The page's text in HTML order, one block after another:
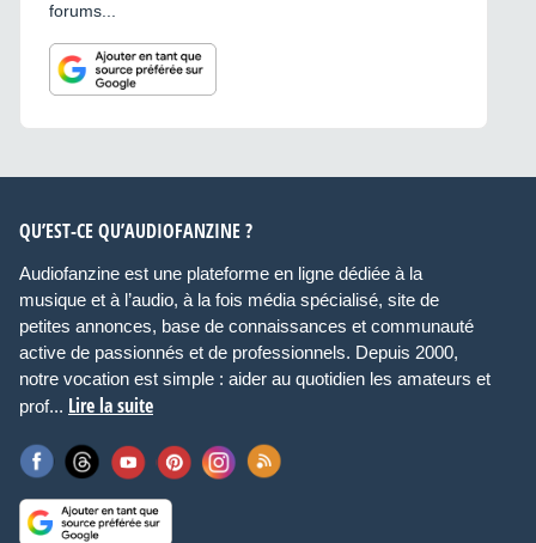
forums...
QU’EST-CE QU’AUDIOFANZINE ?
Audiofanzine est une plateforme en ligne dédiée à la
musique et à l’audio, à la fois média spécialisé, site de
petites annonces, base de connaissances et communauté
active de passionnés et de professionnels. Depuis 2000,
notre vocation est simple : aider au quotidien les amateurs et
prof... Lire la suite